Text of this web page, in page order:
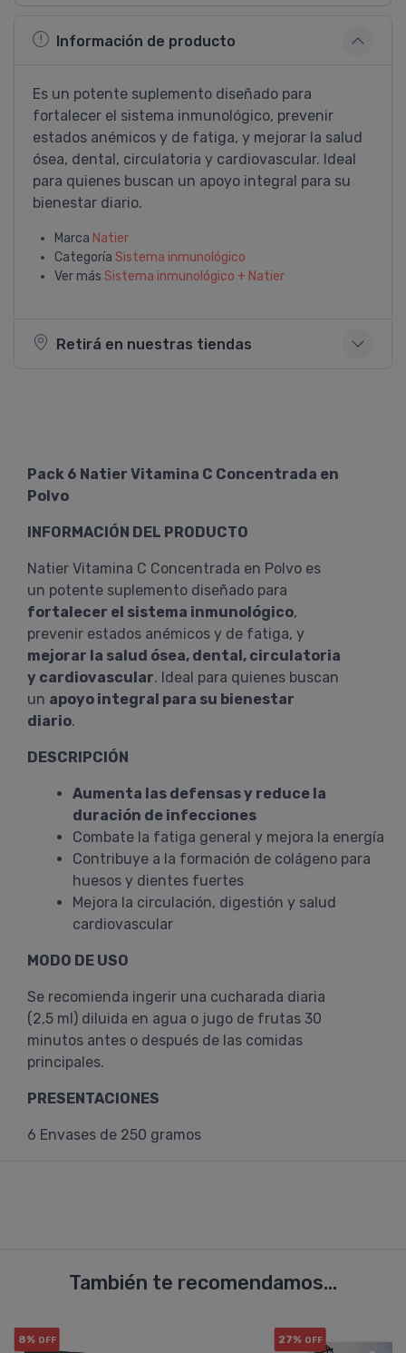
Información de producto
Es un potente suplemento diseñado para
fortalecer el sistema inmunológico, prevenir
estados anémicos y de fatiga, y mejorar la salud
ósea, dental, circulatoria y cardiovascular. Ideal
para quienes buscan un apoyo integral para su
bienestar diario.
Marca Natier
Categoría Sistema inmunológico
Ver más Sistema inmunológico + Natier
Retirá en nuestras tiendas
Pack 6 Natier Vitamina C Concentrada en
Polvo
INFORMACIÓN DEL PRODUCTO
Natier Vitamina C Concentrada en Polvo es
un potente suplemento diseñado para
fortalecer el sistema inmunológico,
prevenir estados anémicos y de fatiga, y
mejorar la salud ósea, dental, circulatoria
y cardiovascular. Ideal para quienes buscan
un apoyo integral para su bienestar
diario.
DESCRIPCIÓN
Aumenta las defensas y reduce la
duración de infecciones
Combate la fatiga general y mejora la energía
Contribuye a la formación de colágeno para
huesos y dientes fuertes
Mejora la circulación, digestión y salud
cardiovascular
MODO DE USO
Se recomienda ingerir una cucharada diaria
(2,5 ml) diluida en agua o jugo de frutas 30
minutos antes o después de las comidas
principales.
PRESENTACIONES
6 Envases de 250 gramos
También te recomendamos...
8% OFF 27% OFF